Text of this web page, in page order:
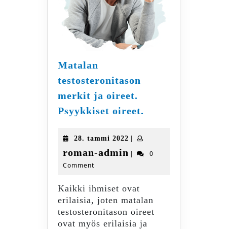
Matalan
testosteronitason
merkit ja oireet.
Psyykkiset oireet.
oireet.
28. tammi 202228.
|
roman-admin roman-
|
0
Comment
Kaikki ihmiset ovat
erilaisia, joten matalan
testosteronitason oireet
ovat myös erilaisia ja